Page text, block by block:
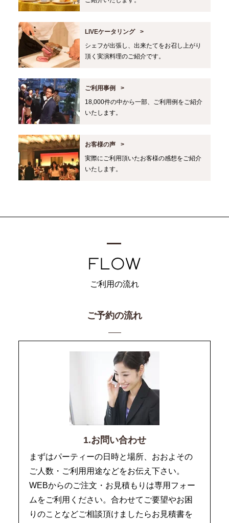
LIVEケータリング
シェフが出張し、出来たてをお召し上がり
頂く実演料理のご紹介です。
ご利用事例
18,000件の中から一部、ご利用例をご紹介
いたします。
お客様の声
実際にご利用頂いたお客様の感想をご紹介
いたします。
ご利用の流れ
ご予約の流れ
1.お問い合わせ
まずはパーティーの日時と場所、おおよその
ご人数・ご利用用途などをお伝え下さい。
WEBからのご注文・お見積もりは専用フォー
ムをご利用ください。合わせてご要望やお困
りのことなどご相談頂けましたらお見積書を